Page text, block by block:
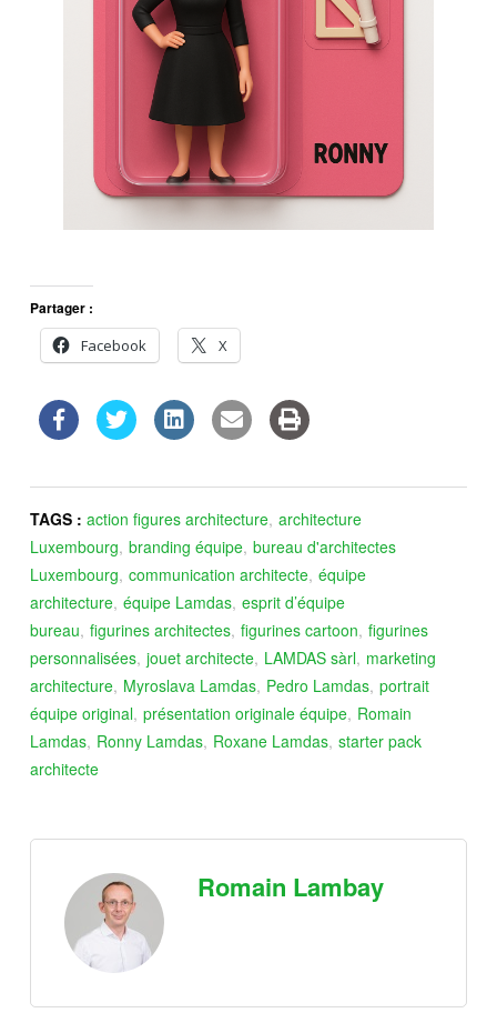
Partager :
Facebook
X
TAGS : action figures architecture, architecture
Luxembourg, branding équipe, bureau d'architectes
Luxembourg, communication architecte, équipe
architecture, équipe Lamdas, esprit d’équipe
bureau, figurines architectes, figurines cartoon, figurines
personnalisées, jouet architecte, LAMDAS sàrl, marketing
architecture, Myroslava Lamdas, Pedro Lamdas, portrait
équipe original, présentation originale équipe, Romain
Lamdas, Ronny Lamdas, Roxane Lamdas, starter pack
architecte
Romain Lambay